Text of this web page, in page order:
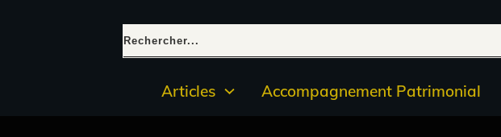
Articles Accompagnement Patrimonial